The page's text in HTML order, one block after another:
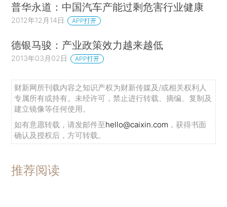
普华永道：中国汽车产能过剩危害行业健康
2012年12月14日 APP打开
德银马骏：产业政策效力越来越低
2013年03月02日 APP打开
财新网所刊载内容之知识产权为财新传媒及/或相关权利人
专属所有或持有。未经许可，禁止进行转载、摘编、复制及
建立镜像等任何使用。
如有意愿转载，请发邮件至hello@caixin.com ，获得书面
确认及授权后，方可转载。
推荐阅读